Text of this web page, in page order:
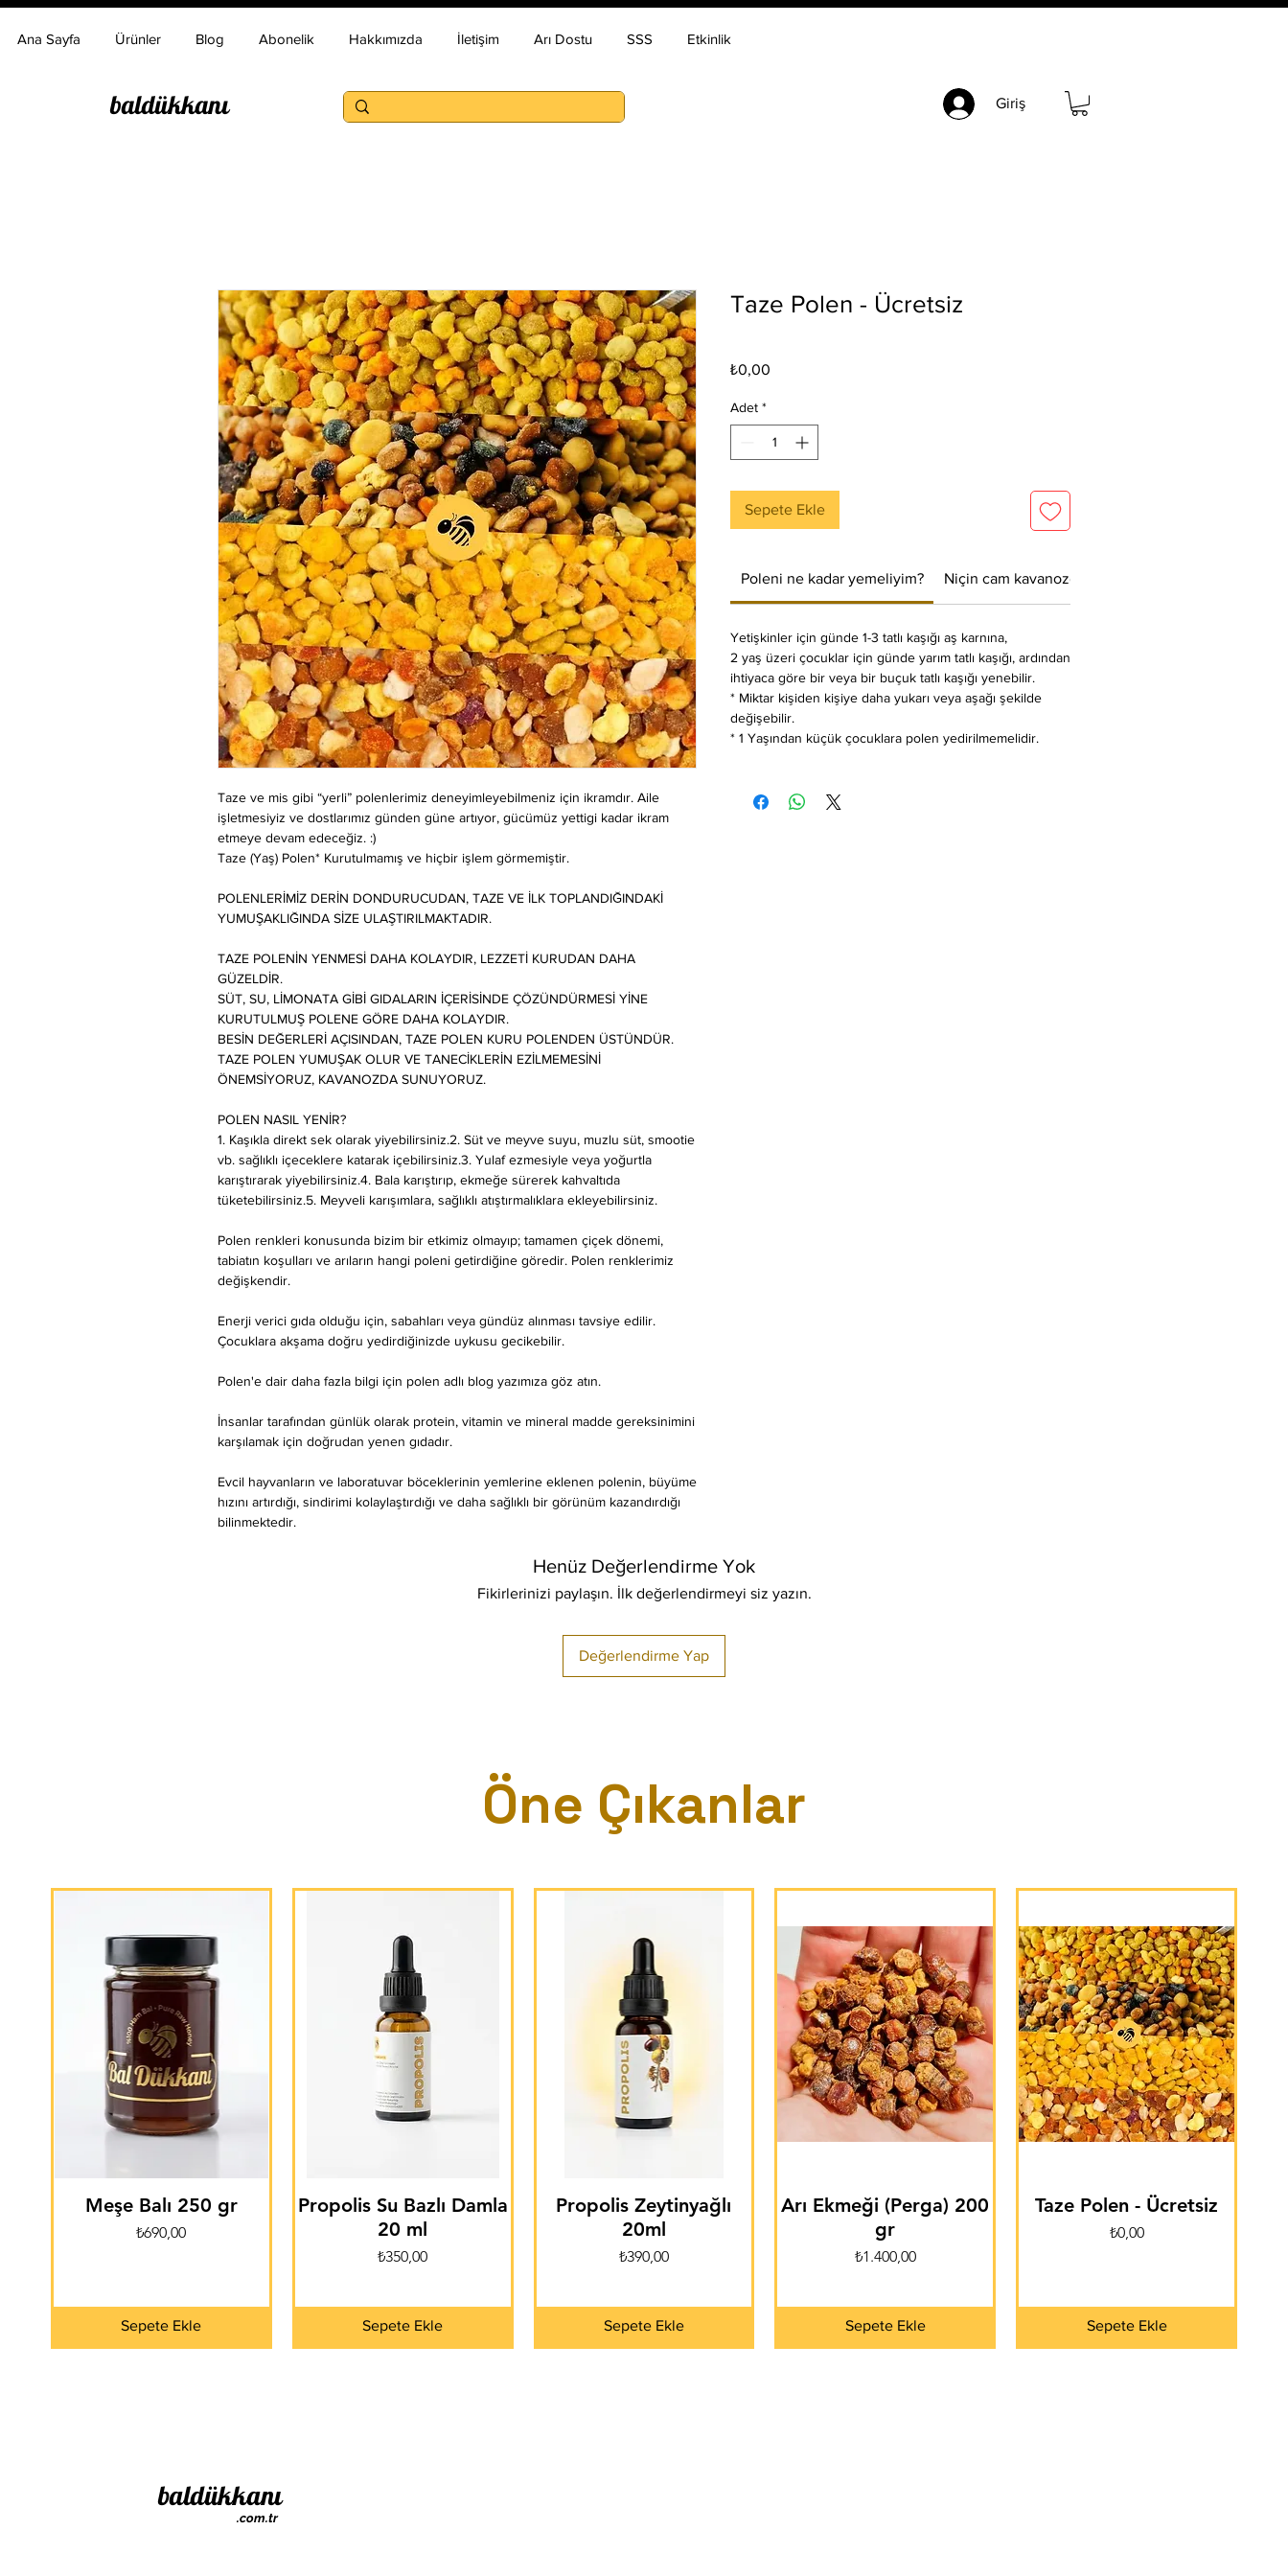
baldükkanı
Ana Sayfa Ürünler Blog Abonelik Hakkımızda İletişim Arı Dostu SSS Etkinlik
Giriş
Taze ve mis gibi “yerli” polenlerimiz deneyimleyebilmeniz için ikramdır. Aile
işletmesiyiz ve dostlarımız günden güne artıyor, gücümüz yettigi kadar ikram
etmeye devam edeceğiz. :)
Taze (Yaş) Polen* Kurutulmamış ve hiçbir işlem görmemiştir.
POLENLERİMİZ DERİN DONDURUCUDAN, TAZE VE İLK TOPLANDIĞINDAKİ
YUMUŞAKLIĞINDA SİZE ULAŞTIRILMAKTADIR.
TAZE POLENİN YENMESİ DAHA KOLAYDIR, LEZZETİ KURUDAN DAHA
GÜZELDİR.
SÜT, SU, LİMONATA GİBİ GIDALARIN İÇERİSİNDE ÇÖZÜNDÜRMESİ YİNE
KURUTULMUŞ POLENE GÖRE DAHA KOLAYDIR.
BESİN DEĞERLERİ AÇISINDAN, TAZE POLEN KURU POLENDEN ÜSTÜNDÜR.
TAZE POLEN YUMUŞAK OLUR VE TANECİKLERİN EZİLMEMESİNİ
ÖNEMSİYORUZ, KAVANOZDA SUNUYORUZ.
POLEN NASIL YENİR?
1. Kaşıkla direkt sek olarak yiyebilirsiniz.2. Süt ve meyve suyu, muzlu süt, smootie
vb. sağlıklı içeceklere katarak içebilirsiniz.3. Yulaf ezmesiyle veya yoğurtla
karıştırarak yiyebilirsiniz.4. Bala karıştırıp, ekmeğe sürerek kahvaltıda
tüketebilirsiniz.5. Meyveli karışımlara, sağlıklı atıştırmalıklara ekleyebilirsiniz.
Polen renkleri konusunda bizim bir etkimiz olmayıp; tamamen çiçek dönemi,
tabiatın koşulları ve arıların hangi poleni getirdiğine göredir. Polen renklerimiz
değişkendir.
Enerji verici gıda olduğu için, sabahları veya gündüz alınması tavsiye edilir.
Çocuklara akşama doğru yedirdiğinizde uykusu gecikebilir.
Polen'e dair daha fazla bilgi için polen adlı blog yazımıza göz atın.
İnsanlar tarafından günlük olarak protein, vitamin ve mineral madde gereksinimini
karşılamak için doğrudan yenen gıdadır.
Evcil hayvanların ve laboratuvar böceklerinin yemlerine eklenen polenin, büyüme
hızını artırdığı, sindirimi kolaylaştırdığı ve daha sağlıklı bir görünüm kazandırdığı
bilinmektedir.
Taze Polen - Ücretsiz
₺0,00
Adet *
Sepete Ekle
Poleni ne kadar yemeliyim? Niçin cam kavanozda gönderiyoruz?
Yetişkinler için günde 1-3 tatlı kaşığı aş karnına,
2 yaş üzeri çocuklar için günde yarım tatlı kaşığı, ardından
ihtiyaca göre bir veya bir buçuk tatlı kaşığı yenebilir.
* Miktar kişiden kişiye daha yukarı veya aşağı şekilde
değişebilir.
* 1 Yaşından küçük çocuklara polen yedirilmemelidir.
Henüz Değerlendirme Yok
Fikirlerinizi paylaşın. İlk değerlendirmeyi siz yazın.
Değerlendirme Yap
Öne Çıkanlar
Meşe Balı 250 gr
Fiyat
₺690,00
Sepete Ekle
Propolis Su Bazlı Damla
20 ml
Fiyat
₺350,00
Sepete Ekle
Propolis Zeytinyağlı
20ml
Fiyat
₺390,00
Sepete Ekle
Arı Ekmeği (Perga) 200
gr
Fiyat
₺1.400,00
Sepete Ekle
Taze Polen - Ücretsiz
Fiyat
₺0,00
Sepete Ekle
baldükkanı
.com.tr